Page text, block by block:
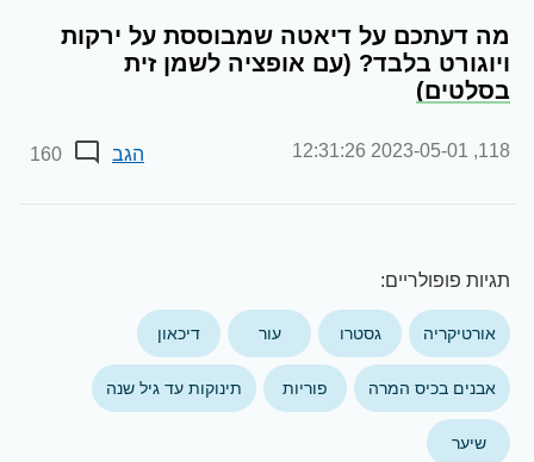
מה דעתכם על דיאטה שמבוססת על ירקות
ויוגורט בלבד? (עם אופציה לשמן זית
בסלטים)
118,
2023-05-01 12:31:26 הגב 160
תגיות פופולריים:
אורטיקריה גסטרו עור דיכאון
אבנים בכיס המרה פוריות תינוקות עד גיל שנה
שיער